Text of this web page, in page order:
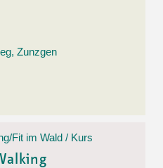
Zunzgen
Fit im Wald / Kurs